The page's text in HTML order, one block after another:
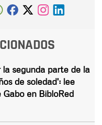
segunda parte de la
de soledad': lee
Gabo en BibloRed